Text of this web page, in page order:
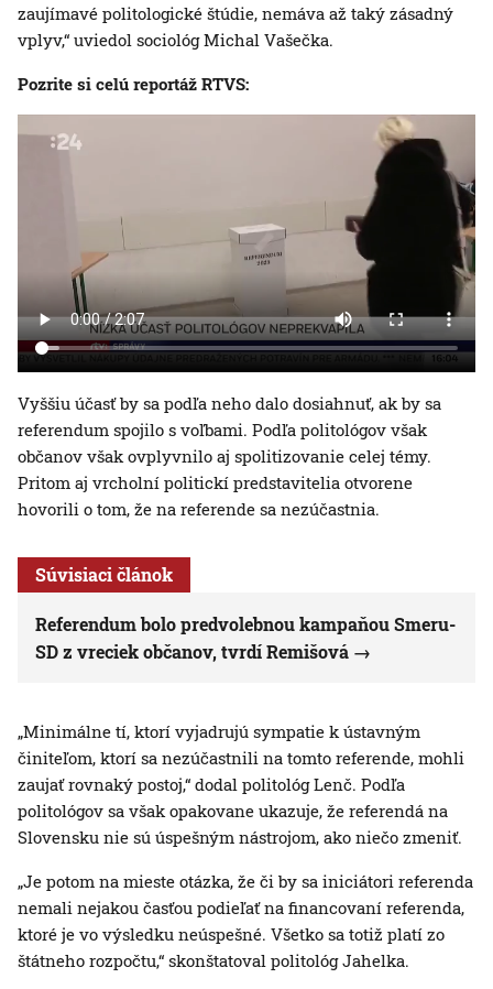
zaujímavé politologické štúdie, nemáva až taký zásadný
vplyv,“ uviedol sociológ Michal Vašečka.
Pozrite si celú reportáž RTVS:
Vyššiu účasť by sa podľa neho dalo dosiahnuť, ak by sa
referendum spojilo s voľbami. Podľa politológov však
občanov však ovplyvnilo aj spolitizovanie celej témy.
Pritom aj vrcholní politickí predstavitelia otvorene
hovorili o tom, že na referende sa nezúčastnia.
Súvisiaci článok
Referendum bolo predvolebnou kampaňou Smeru-
SD z vreciek občanov, tvrdí Remišová
„Minimálne tí, ktorí vyjadrujú sympatie k ústavným
činiteľom, ktorí sa nezúčastnili na tomto referende, mohli
zaujať rovnaký postoj,“ dodal politológ Lenč. Podľa
politológov sa však opakovane ukazuje, že referendá na
Slovensku nie sú úspešným nástrojom, ako niečo zmeniť.
„Je potom na mieste otázka, že či by sa iniciátori referenda
nemali nejakou časťou podieľať na financovaní referenda,
ktoré je vo výsledku neúspešné. Všetko sa totiž platí zo
štátneho rozpočtu,“ skonštatoval politológ Jahelka.